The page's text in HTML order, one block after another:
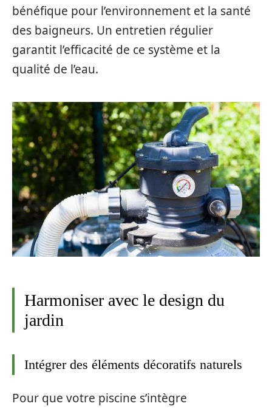
bénéfique pour l’environnement et la santé
des baigneurs. Un entretien régulier
garantit l’efficacité de ce système et la
qualité de l’eau.
Harmoniser avec le design du
jardin
Intégrer des éléments décoratifs naturels
Pour que votre piscine s’intègre